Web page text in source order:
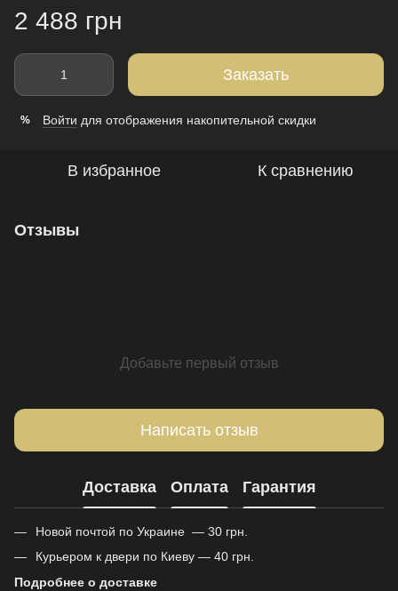
2 488 грн
Заказать
% Войти для отображения накопительной скидки
В избранное К сравнению
Отзывы
Добавьте первый отзыв
Написать отзыв
Доставка Оплата Гарантия
Новой почтой по Украине — 30 грн.
Курьером к двери по Киеву — 40 грн.
Подробнее о доставке